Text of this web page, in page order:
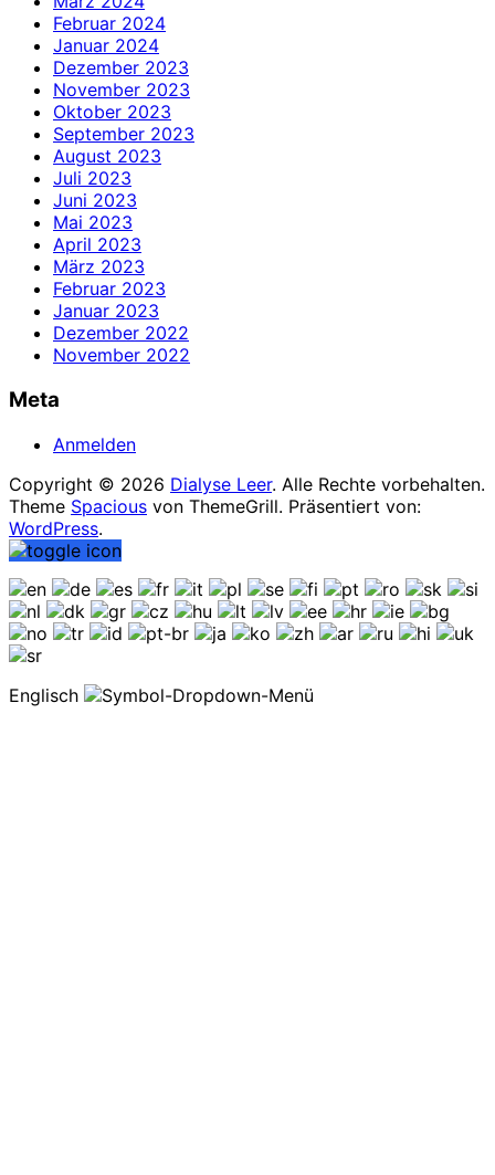
Februar 2024
Januar 2024
Dezember 2023
November 2023
Oktober 2023
September 2023
August 2023
Juli 2023
Juni 2023
Mai 2023
April 2023
März 2023
Februar 2023
Januar 2023
Dezember 2022
November 2022
Meta
Anmelden
Copyright © 2026 Dialyse Leer. Alle Rechte vorbehalten.
Theme Spacious von ThemeGrill. Präsentiert von:
WordPress.
Englisch